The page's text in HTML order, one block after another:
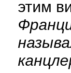
этим